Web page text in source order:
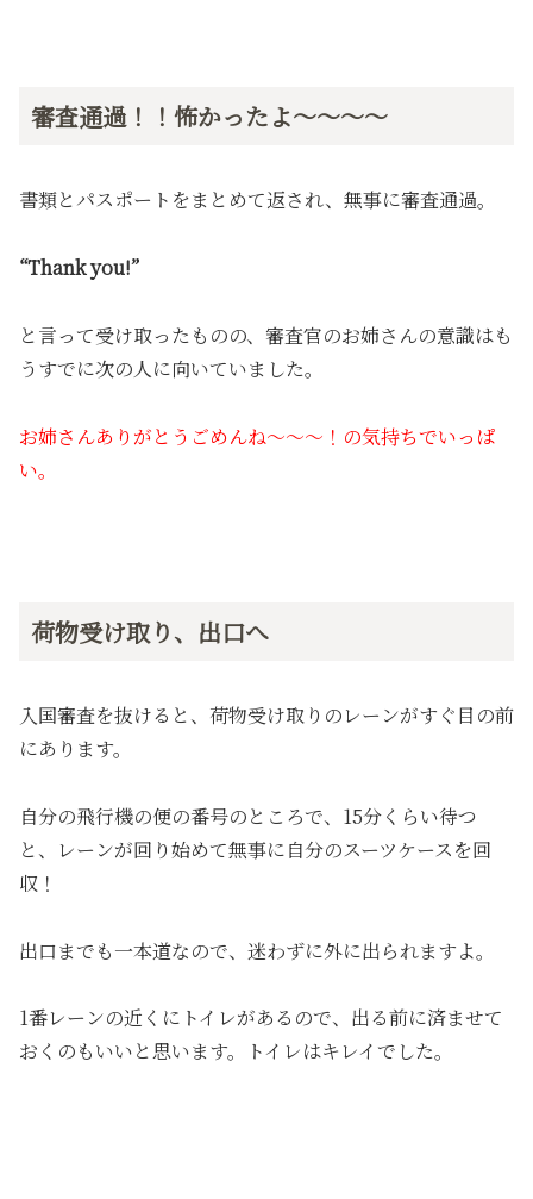
審査通過！！怖かったよ〜〜〜〜
書類とパスポートをまとめて返され、無事に審査通過。
“Thank you!”
と言って受け取ったものの、審査官のお姉さんの意識はも
うすでに次の人に向いていました。
お姉さんありがとうごめんね〜〜〜！の気持ちでいっぱ
い。
荷物受け取り、出口へ
入国審査を抜けると、荷物受け取りのレーンがすぐ目の前
にあります。
自分の飛行機の便の番号のところで、15分くらい待つ
と、レーンが回り始めて無事に自分のスーツケースを回
収！
出口までも一本道なので、迷わずに外に出られますよ。
1番レーンの近くにトイレがあるので、出る前に済ませて
おくのもいいと思います。トイレはキレイでした。